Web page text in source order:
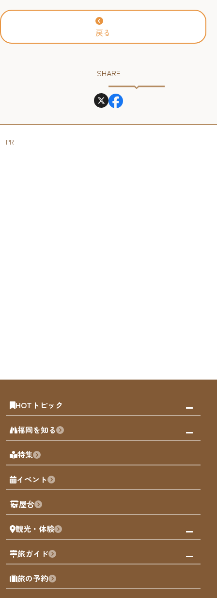
戻る
SHARE
PR
HOTトピック
みんなの旅行記
天神エリア
博多旧市街
福岡城
歴史・文化
福岡を知る
福岡の見どころ
福岡の魅力
観光カレンダー
観光PR動画
まち歩き
福岡グルメ
福岡を楽しむ
福岡のアート
特集
イベント
屋台
観光・体験
観る・遊ぶ
屋台
買う
旅ガイド
モデルコース
AIおまかせコース
旅の予約